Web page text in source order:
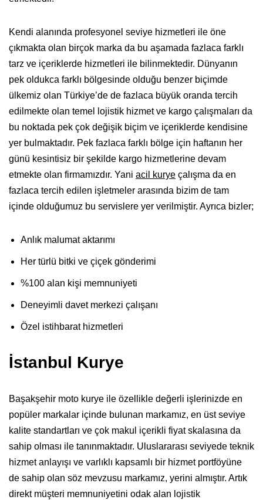
Kendi alanında profesyonel seviye hizmetleri ile öne
çıkmakta olan birçok marka da bu aşamada fazlaca farklı
tarz ve içeriklerde hizmetleri ile bilinmektedir. Dünyanın
pek oldukca farklı bölgesinde olduğu benzer biçimde
ülkemiz olan Türkiye’de de fazlaca büyük oranda tercih
edilmekte olan temel lojistik hizmet ve kargo çalışmaları da
bu noktada pek çok değişik biçim ve içeriklerde kendisine
yer bulmaktadır. Pek fazlaca farklı bölge için haftanın her
günü kesintisiz bir şekilde kargo hizmetlerine devam
etmekte olan firmamızdır. Yani acil kurye çalışma da en
fazlaca tercih edilen işletmeler arasında bizim de tam
içinde olduğumuz bu servislere yer verilmiştir. Ayrıca bizler;
Anlık malumat aktarımı
Her türlü bitki ve çiçek gönderimi
%100 alan kişi memnuniyeti
Deneyimli davet merkezi çalışanı
Özel istihbarat hizmetleri
İstanbul Kurye
Başakşehir moto kurye ile özellikle değerli işlerinizde en
popüler markalar içinde bulunan markamız, en üst seviye
kalite standartları ve çok makul içerikli fiyat skalasına da
sahip olması ile tanınmaktadır. Uluslararası seviyede teknik
hizmet anlayışı ve varlıklı kapsamlı bir hizmet portföyüne
de sahip olan söz mevzusu markamız, yerini almıştır. Artık
direkt müşteri memnuniyetini odak alan lojistik